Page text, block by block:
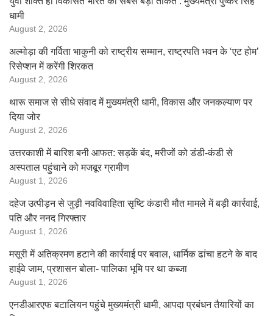
धामी
August 2, 2026
अल्मोड़ा की गर्विता भाकुनी को राष्ट्रीय सम्मान, राष्ट्रपति भवन के ‘एट होम’
रिसेप्शन में करेंगी शिरकत
August 2, 2026
थारू समाज से सीधे संवाद में मुख्यमंत्री धामी, विकास और जनकल्याण पर
दिया जोर
August 2, 2026
उत्तरकाशी में बारिश बनी आफत: सड़कें बंद, मरीजों को डंडी-कंडी से
अस्पताल पहुंचाने को मजबूर ग्रामीण
August 1, 2026
दहेज उत्पीड़न से जुड़ी नवविवाहिता सृष्टि कंडारी मौत मामले में बड़ी कार्रवाई,
पति और ननद गिरफ्तार
August 1, 2026
मसूरी में अतिक्रमण हटाने की कार्रवाई पर बवाल, धार्मिक ढांचा हटने के बाद
हाईवे जाम, प्रशासन बोला- पालिका भूमि पर था कब्जा
August 1, 2026
एनडीआरएफ बटालियन पहुंचे मुख्यमंत्री धामी, आपदा प्रबंधन तैयारियों का